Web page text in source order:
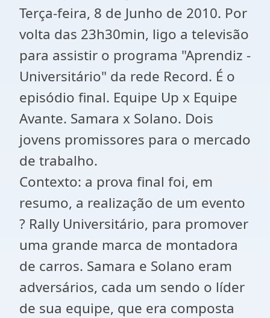
Terça-feira, 8 de Junho de 2010. Por
volta das 23h30min, ligo a televisão
para assistir o programa "Aprendiz -
Universitário" da rede Record. É o
episódio final. Equipe Up x Equipe
Avante. Samara x Solano. Dois
jovens promissores para o mercado
de trabalho.
Contexto: a prova final foi, em
resumo, a realização de um evento
? Rally Universitário, para promover
uma grande marca de montadora
de carros. Samara e Solano eram
adversários, cada um sendo o líder
de sua equipe, que era composta